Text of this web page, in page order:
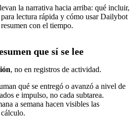
la narrativa hacia arriba: qué incluir,
lectura rápida y cómo usar Dailybot
con el tiempo.
que sí se lee
, no en registros de actividad.
qué se entregó o avanzó a nivel de
e impulso, no cada subtarea.
a semana hacen visibles las